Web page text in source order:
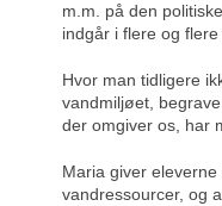
m.m. på den
indgår i flere og
Hvor man tidligere
vandmiljøet,
der omgiver os, har
Maria giver
vandressourcer, og